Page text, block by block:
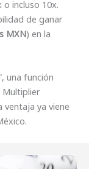
incluso 10x.
de ganar
MXN) en la
una función
Multiplier
ya viene